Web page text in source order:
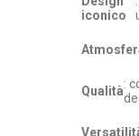
iconico
Qualità: